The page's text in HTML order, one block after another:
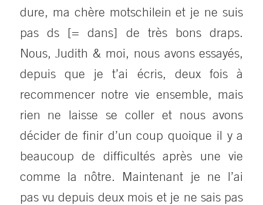
dure, ma chère motschilein et je ne suis
pas ds [= dans] de très bons draps.
Nous, Judith & moi, nous avons essayés,
depuis que je t’ai écris, deux fois à
recommencer notre vie ensemble, mais
rien ne laisse se coller et nous avons
décider de finir d’un coup quoique il y a
beaucoup de difficultés après une vie
comme la nôtre. Maintenant je ne l’ai
pas vu depuis deux mois et je ne sais pas